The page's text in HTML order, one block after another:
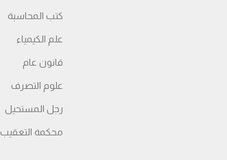
كتب المحاسبة
علم الكيمياء
قانون عام
علوم التصرف
رجل المستحيل
محكمة التعقیب